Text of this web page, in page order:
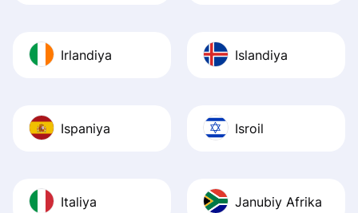
Irlandiya Islandiya
Ispaniya Isroil
Italiya Janubiy Afrika